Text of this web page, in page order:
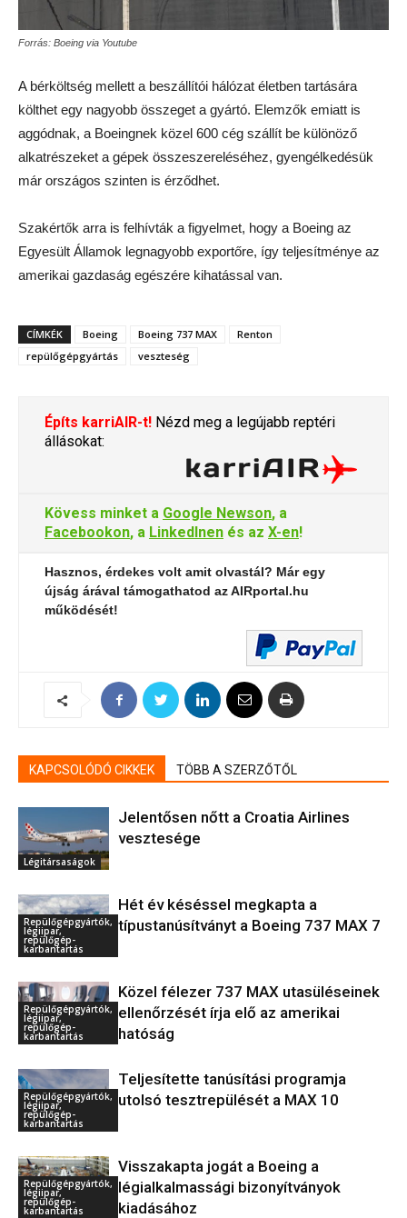
Forrás: Boeing via Youtube
A bérköltség mellett a beszállítói hálózat életben tartására
költhet egy nagyobb összeget a gyártó. Elemzők emiatt is
aggódnak, a Boeingnek közel 600 cég szállít be különöző
alkatrészeket a gépek összeszereléséhez, gyengélkedésük
már országos szinten is érződhet.
Szakértők arra is felhívták a figyelmet, hogy a Boeing az
Egyesült Államok legnagyobb exportőre, így teljesítménye az
amerikai gazdaság egészére kihatással van.
CÍMKÉK Boeing Boeing 737 MAX
Renton
repülőgépgyártás
veszteség
Építs karriAIR-t! Nézd meg a legújabb reptéri
állásokat:
Kövess minket a Google Newson, a
Facebookon, a LinkedInen és az X-en!
Hasznos, érdekes volt amit olvastál? Már egy
újság árával támogathatod az AIRportal.hu
működését!
KAPCSOLÓDÓ CIKKEK TÖBB A SZERZŐTŐL
Légitársaságok
Jelentősen nőtt a Croatia Airlines
vesztesége
Repülőgépgyártók,
légiipar,
repülőgép-
karbantartás
Hét év késéssel megkapta a
típustanúsítványt a Boeing 737 MAX 7
Repülőgépgyártók,
légiipar,
repülőgép-
karbantartás
Közel félezer 737 MAX utasüléseinek
ellenőrzését írja elő az amerikai
hatóság
Repülőgépgyártók,
légiipar,
repülőgép-
karbantartás
Teljesítette tanúsítási programja
utolsó tesztrepülését a MAX 10
Repülőgépgyártók,
légiipar,
repülőgép-
karbantartás
Visszakapta jogát a Boeing a
légialkalmassági bizonyítványok
kiadásához